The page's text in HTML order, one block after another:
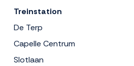
Treinstation
De Terp
Capelle Centrum
Slotlaan